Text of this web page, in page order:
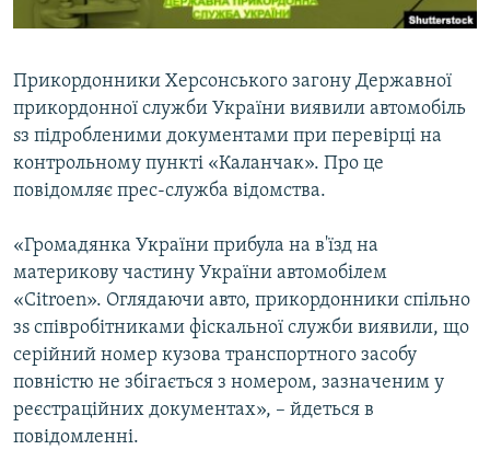
УКРАЇНСЬКА ПРОБЛЕМА КРИМУ
Усі сайти RFE/RL
Прикордонники Херсонського загону Державної
прикордонної служби України виявили автомобіль
sз підробленими документами при перевірці на
контрольному пункті «Каланчак». Про це
повідомляє прес-служба відомства.
«Громадянка України прибула на в'їзд на
материкову частину України автомобілем
«Citroеn». Оглядаючи авто, прикордонники спільно
зs співробітниками фіскальної служби виявили, що
серійний номер кузова транспортного засобу
повністю не збігається з номером, зазначеним у
реєстраційних документах», – йдеться в
повідомленні.